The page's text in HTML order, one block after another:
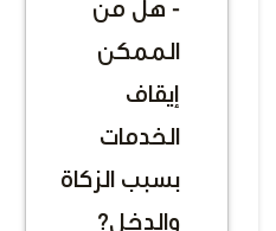
- هل من
الممكن
إيقاف
الخدمات
بسبب الزكاة